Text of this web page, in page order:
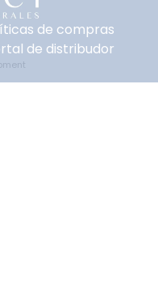
de compras
de distribudor